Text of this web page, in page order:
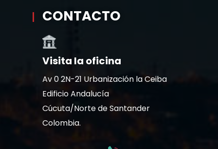
CONTACTO
Visita la oficina
Av 0 2N-21 Urbanización la Ceiba
Edificio Andalucía
Cúcuta/Norte de Santander
Colombia.